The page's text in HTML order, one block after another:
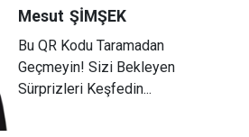
Mesut ŞİMŞEK
Bu QR Kodu Taramadan
Geçmeyin! Sizi Bekleyen
Sürprizleri Keşfedin...